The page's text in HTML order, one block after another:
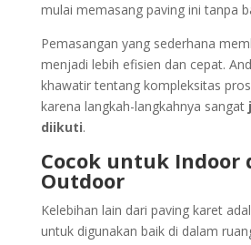
mulai memasang paving ini tanpa
Pemasangan yang sederhana
menjadi lebih efisien dan cepat.
khawatir tentang kompleksitas
karena langkah-langkahnya sangat
diikuti.
Cocok untuk Indoor
Outdoor
Kelebihan lain dari paving karet
untuk digunakan baik di dalam